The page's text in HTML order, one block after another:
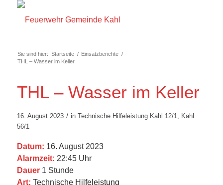
Sie sind hier: Startseite / Einsatzberichte /
THL – Wasser im Keller
THL – Wasser im Keller
16. August 2023 / in Technische Hilfeleistung Kahl 12/1, Kahl
56/1
Datum: 16. August 2023
Alarmzeit: 22:45 Uhr
Dauer1 Stunde
Art: Technische Hilfeleistung